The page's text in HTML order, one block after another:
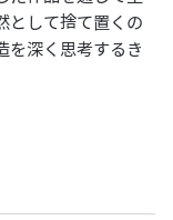
として捨て置くの
を深く思考するき